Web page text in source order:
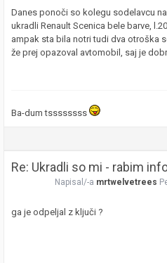
Danes ponoči so kolegu sodelavcu
ukradli Renault Scenica bele barve,
ampak sta bila notri tudi dva otroška
že prej opazoval avtomobil, saj je
Ba-dum tssssssss
Re: Ukradli so mi - rabim
Napisal/-a mrtwelvetrees
ga je odpeljal z ključi ?